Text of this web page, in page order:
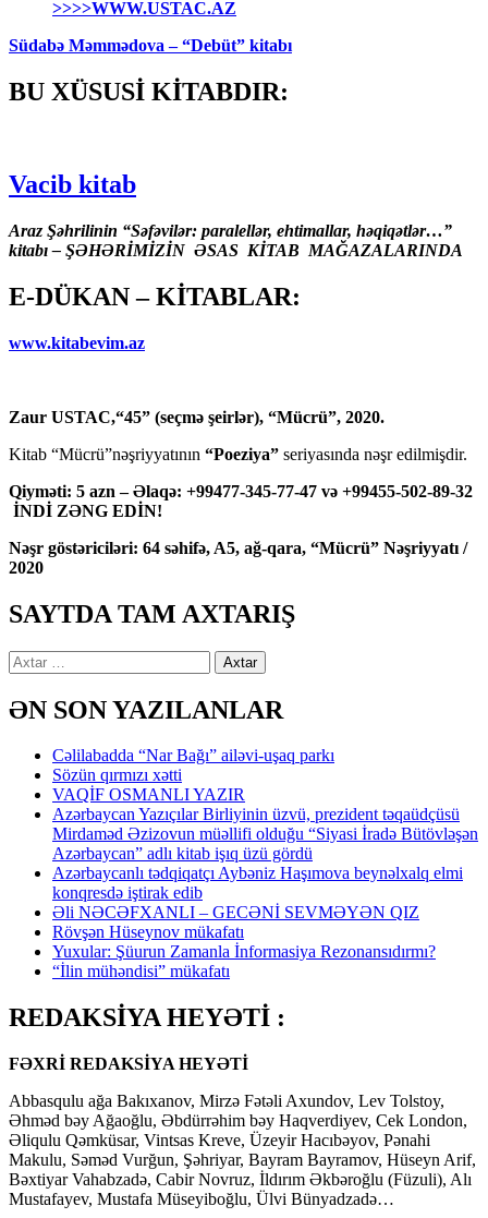
>>>>WWW.USTAC.AZ
Südabə Məmmədova – “Debüt” kitabı
BU XÜSUSİ KİTABDIR:
Vacib kitab
Araz Şəhrilinin “Səfəvilər: paralellər, ehtimallar, həqiqətlər…”
kitabı – ŞƏHƏRİMİZİN ƏSAS KİTAB MAĞAZALARINDA
E-DÜKAN – KİTABLAR:
www.kitabevim.az
Zaur USTAC,“45” (seçmə şeirlər), “Mücrü”, 2020.
Kitab “Mücrü”nəşriyyatının “Poeziya” seriyasında nəşr edilmişdir.
Qiyməti: 5 azn – Əlaqə: +99477-345-77-47 və +99455-502-89-32
İNDİ ZƏNG EDİN!
Nəşr göstəriciləri: 64 səhifə, A5, ağ-qara, “Mücrü” Nəşriyyatı /
2020
SAYTDA TAM AXTARIŞ
Axtarış:
ƏN SON YAZILANLAR
Cəlilabadda “Nar Bağı” ailəvi-uşaq parkı
Sözün qırmızı xətti
VAQİF OSMANLI YAZIR
Azərbaycan Yazıçılar Birliyinin üzvü, prezident təqaüdçüsü
Mirdaməd Əzizovun müəllifi olduğu “Siyasi İradə Bütövləşən
Azərbaycan” adlı kitab işıq üzü gördü
Azərbaycanlı tədqiqatçı Aybəniz Haşımova beynəlxalq elmi
konqresdə iştirak edib
Əli NƏCƏFXANLI – GECƏNİ SEVMƏYƏN QIZ
Rövşən Hüseynov mükafatı
Yuxular: Şüurun Zamanla İnformasiya Rezonansıdırmı?
“İlin mühəndisi” mükafatı
REDAKSİYA HEYƏTİ :
FƏXRİ REDAKSİYA HEYƏTİ
Abbasqulu ağa Bakıxanov, Mirzə Fətəli Axundov, Lev Tolstoy,
Əhməd bəy Ağaoğlu, Əbdürrəhim bəy Haqverdiyev, Cek London,
Əliqulu Qəmküsar, Vintsas Kreve, Üzeyir Hacıbəyov, Pənahi
Makulu, Səməd Vurğun, Şəhriyar, Bayram Bayramov, Hüseyn Arif,
Bəxtiyar Vahabzadə, Cabir Novruz, İldırım Əkbəroğlu (Füzuli), Alı
Mustafayev, Mustafa Müseyiboğlu, Ülvi Bünyadzadə…